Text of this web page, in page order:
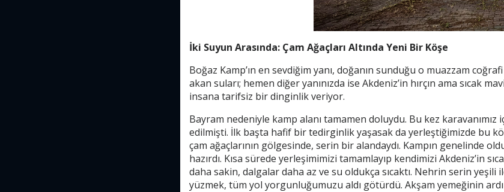
İki Suyun Arasında: Çam Ağaçları Altında Yeni Bir Köşe
Boğaz Kamp’ın en sevdiğim yanı, doğanın sunduğu o muazzam
akan suları; hemen diğer yanınızda ise Akdeniz’in hırçın ama sıcak
insana tarifsiz bir dinginlik veriyor.
Bayram nedeniyle kamp alanı tamamen doluydu. Bu kez
edilmişti. İlk başta hafif bir tedirginlik yaşasak da yerleştiğimizde bu
çam ağaçlarının gölgesinde, serin bir alandaydı. Kampın genelinde
hazırdı. Kısa sürede yerleşimimizi tamamlayıp kendimizi Akdeniz’in
daha sakin, dalgalar daha az ve su oldukça sıcaktı. Nehrin serin yeşili
yüzmek, tüm yol yorgunluğumuzu aldı götürdü. Akşam yemeğinin